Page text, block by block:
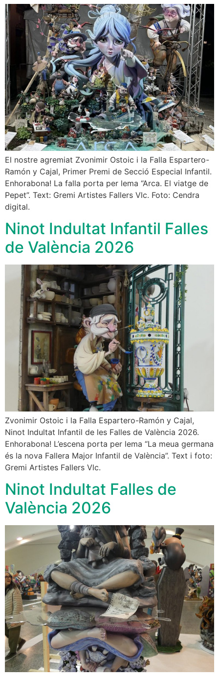
El nostre agremiat Zvonimir Ostoic i la Falla Espartero-
Ramón y Cajal, Primer Premi de Secció Especial Infantil.
Enhorabona! La falla porta per lema “Arca. El viatge de
Pepet”. Text: Gremi Artistes Fallers Vlc. Foto: Cendra
digital.
Ninot Indultat Infantil Falles
de València 2026
Zvonimir Ostoic i la Falla Espartero-Ramón y Cajal,
Ninot Indultat Infantil de les Falles de València 2026.
Enhorabona! L’escena porta per lema “La meua germana
és la nova Fallera Major Infantil de València”. Text i foto:
Gremi Artistes Fallers Vlc.
Ninot Indultat Falles de
València 2026